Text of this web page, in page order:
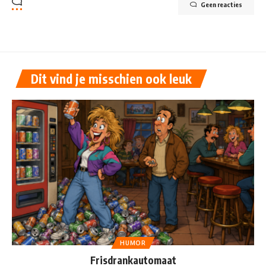
Geen reacties
Dit vind je misschien ook leuk
HUMOR
Frisdrankautomaat